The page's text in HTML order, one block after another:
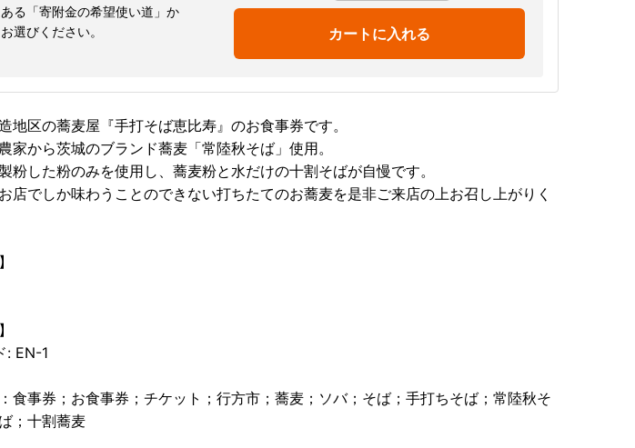
る「寄附金の希望使い道」か
選びください。
カートに入れる
地区の蕎麦屋『手打そば恵比寿』のお食事券です。
家から茨城のブランド蕎麦「常陸秋そば」使用。
粉した粉のみを使用し、蕎麦粉と水だけの十割そばが自慢です。
店でしか味わうことのできない打ちたてのお蕎麦を是非ご来店の上お召し上がりく
: EN-1
食事券；お食事券；チケット；行方市；蕎麦；ソバ；そば；手打ちそば；常陸秋そ
；十割蕎麦